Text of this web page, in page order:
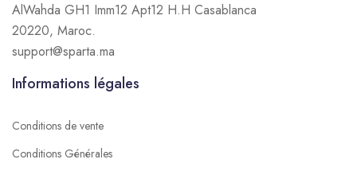
AlWahda GH1 Imm12 Apt12 H.H Casablanca
20220, Maroc.
support@sparta.ma
Informations légales
Conditions de vente
Conditions Générales